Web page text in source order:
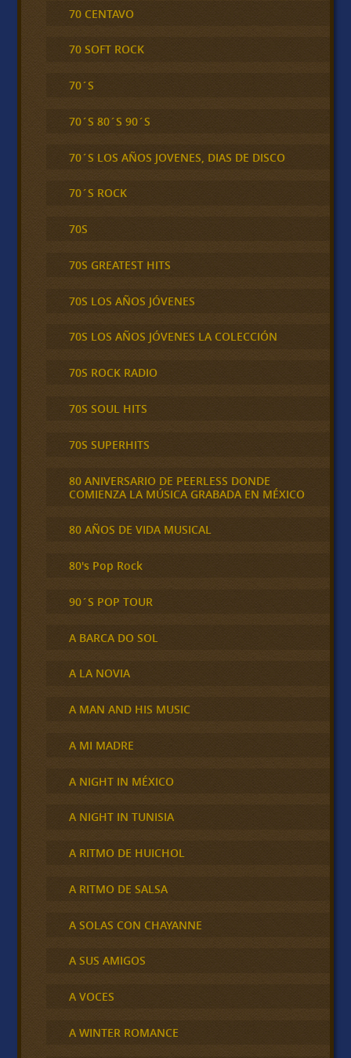
70 CENTAVO
70 SOFT ROCK
70´S
70´S 80´S 90´S
70´S LOS AÑOS JOVENES, DIAS DE DISCO
70´S ROCK
70S
70S GREATEST HITS
70S LOS AÑOS JÓVENES
70S LOS AÑOS JÓVENES LA COLECCIÓN
70S ROCK RADIO
70S SOUL HITS
70S SUPERHITS
80 ANIVERSARIO DE PEERLESS DONDE
COMIENZA LA MÚSICA GRABADA EN MÉXICO
80 AÑOS DE VIDA MUSICAL
80's Pop Rock
90´S POP TOUR
A BARCA DO SOL
A LA NOVIA
A MAN AND HIS MUSIC
A MI MADRE
A NIGHT IN MÉXICO
A NIGHT IN TUNISIA
A RITMO DE HUICHOL
A RITMO DE SALSA
A SOLAS CON CHAYANNE
A SUS AMIGOS
A VOCES
A WINTER ROMANCE